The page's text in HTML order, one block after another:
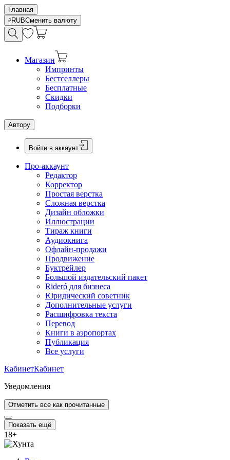
Главная
RUBСменить валюту
Магазин
Импринты
Бестселлеры
Бесплатные
Скидки
Подборки
Автору
Войти в аккаунт
Про-аккаунт
Редактор
Корректор
Простая верстка
Сложная верстка
Дизайн обложки
Иллюстрации
Тираж книги
Аудиокнига
Офлайн-продажи
Продвижение
Буктрейлер
Большой издательский пакет
Rideró для бизнеса
Юридический советник
Дополнительные услуги
Расшифровка текста
Перевод
Книги в аэропортах
Публикация
Все услуги
КабинетКабинет
Уведомления
Отметить все как прочитанные
Показать ещё
18+